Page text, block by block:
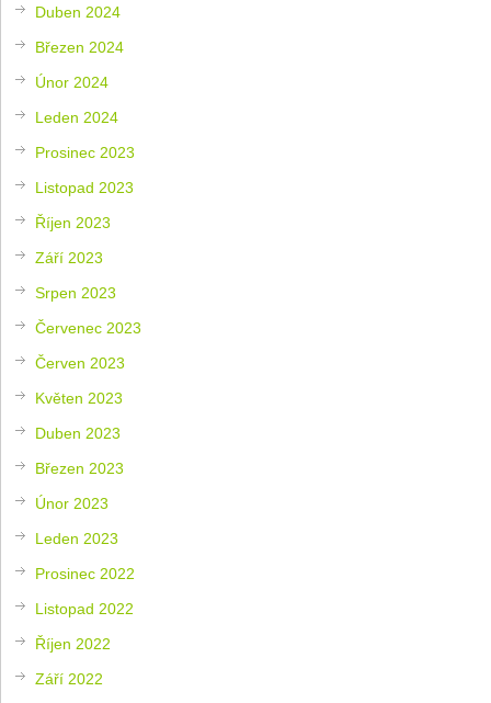
Duben 2024
Březen 2024
Únor 2024
Leden 2024
Prosinec 2023
Listopad 2023
Říjen 2023
Září 2023
Srpen 2023
Červenec 2023
Červen 2023
Květen 2023
Duben 2023
Březen 2023
Únor 2023
Leden 2023
Prosinec 2022
Listopad 2022
Říjen 2022
Září 2022